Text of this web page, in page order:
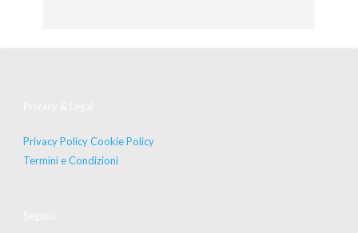
Privacy PolicyCookie Policy
Termini e Condizioni